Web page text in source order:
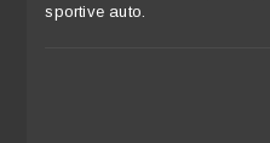
sportive auto.